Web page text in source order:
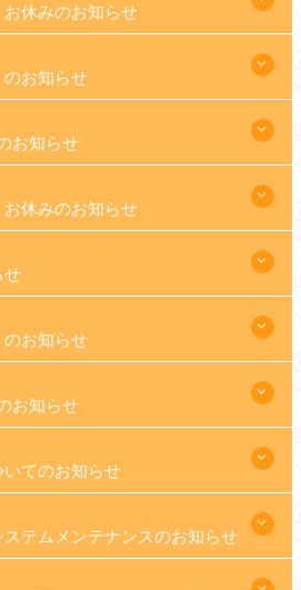
休みのお知らせ
お知らせ
お知らせ
休みのお知らせ
せ
お知らせ
お知らせ
てのお知らせ
テムメンテナンスのお知らせ